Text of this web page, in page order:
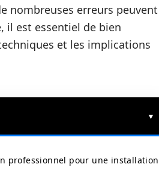
nombreuses erreurs peuvent
il est essentiel de bien
et les implications
professionnel pour une installation